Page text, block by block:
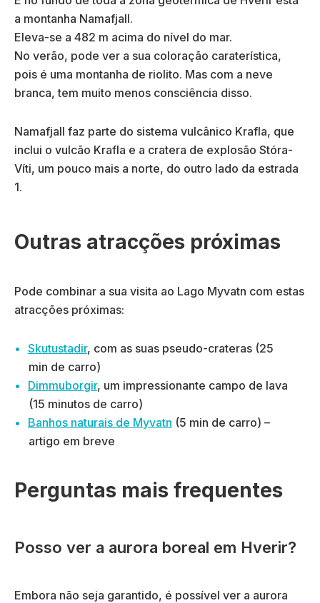
a montanha Namafjall.
Eleva-se a 482 m acima do nível do mar.
No verão, pode ver a sua coloração caraterística,
pois é uma montanha de riolito. Mas com a neve
branca, tem muito menos consciência disso.
Namafjall faz parte do sistema vulcânico Krafla, que
inclui o vulcão Krafla e a cratera de explosão Stóra-
Víti, um pouco mais a norte, do outro lado da estrada
1.
Outras atracções próximas
Pode combinar a sua visita ao Lago Myvatn com estas
atracções próximas:
Skutustadir, com as suas pseudo-crateras (25
min de carro)
Dimmuborgir, um impressionante campo de lava
(15 minutos de carro)
Banhos naturais de Myvatn (5 min de carro) –
artigo em breve
Perguntas mais frequentes
Posso ver a aurora boreal em Hverir?
Embora não seja garantido, é possível ver a aurora